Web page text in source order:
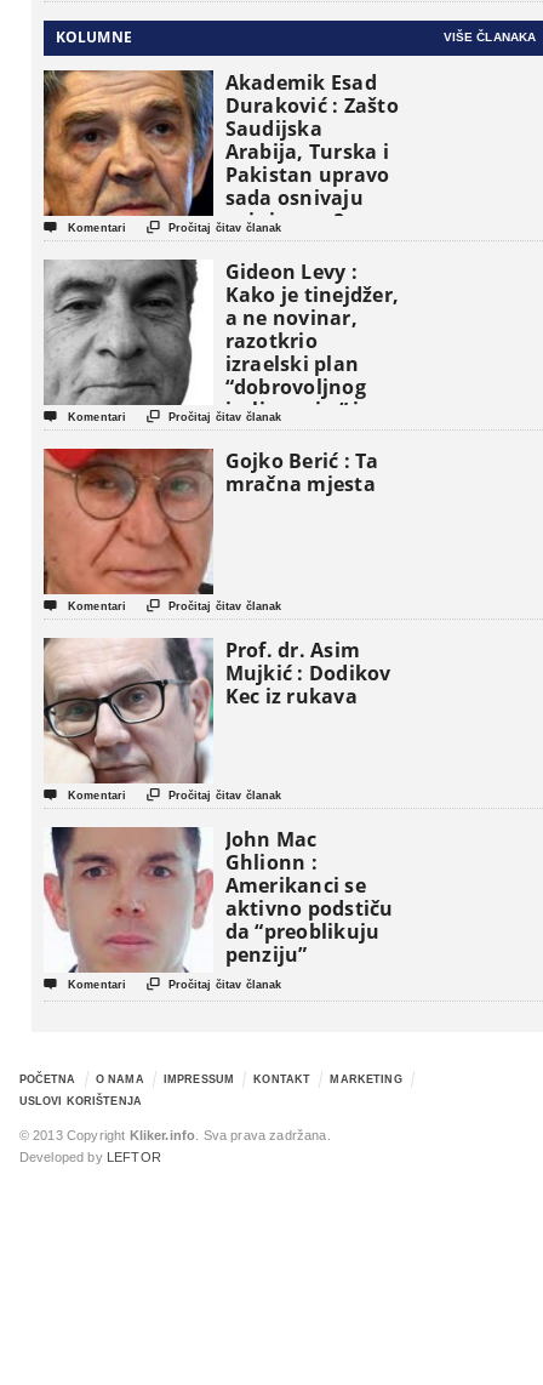
KOLUMNE VIŠE ČLANAKA
Akademik Esad
Duraković : Zašto
Saudijska
Arabija, Turska i
Pakistan upravo
sada osnivaju
vojni savez?
 Komentari  Pročitaj čitav članak
Gideon Levy :
Kako je tinejdžer,
a ne novinar,
razotkrio
izraelski plan
“dobrovoljnog
iseljavanja ” iz
Gaze
 Komentari  Pročitaj čitav članak
Gojko Berić : Ta
mračna mjesta
 Komentari  Pročitaj čitav članak
Prof. dr. Asim
Mujkić : Dodikov
Kec iz rukava
 Komentari  Pročitaj čitav članak
John Mac
Ghlionn :
Amerikanci se
aktivno podstiču
da “preoblikuju
penziju”
 Komentari  Pročitaj čitav članak
POČETNA O NAMA IMPRESSUM KONTAKT
MARKETING
USLOVI KORIŠTENJA
© 2013 Copyright Kliker.info . Sva prava zadržana.
Developed by
LEFTOR